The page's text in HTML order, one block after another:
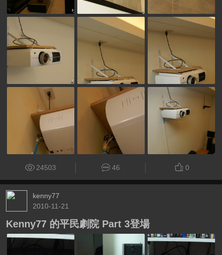
24503 46 0
kenny77
2010-11-21
Kenny77 的平民劇院 Part 3登場